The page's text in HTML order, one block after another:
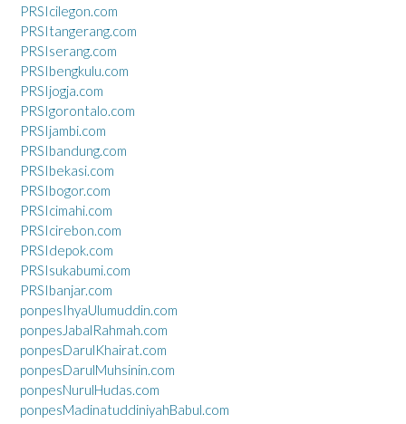
PRSIcilegon.com
PRSItangerang.com
PRSIserang.com
PRSIbengkulu.com
PRSIjogja.com
PRSIgorontalo.com
PRSIjambi.com
PRSIbandung.com
PRSIbekasi.com
PRSIbogor.com
PRSIcimahi.com
PRSIcirebon.com
PRSIdepok.com
PRSIsukabumi.com
PRSIbanjar.com
ponpesIhyaUlumuddin.com
ponpesJabalRahmah.com
ponpesDarulKhairat.com
ponpesDarulMuhsinin.com
ponpesNurulHudas.com
ponpesMadinatuddiniyahBabul.com